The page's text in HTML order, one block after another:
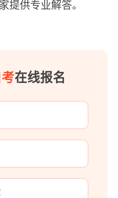
提供专业解答。
在线报名